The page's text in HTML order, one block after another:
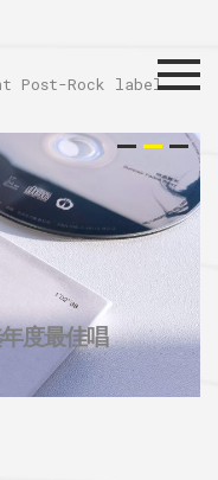
Post-Rock label
Menu
度最佳唱